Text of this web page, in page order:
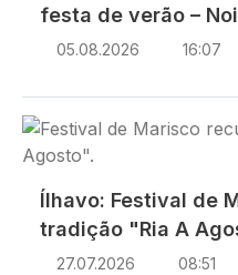
festa de verão –
05.08.2026 16:07
Imagem
Ílhavo: Festival de
tradição "Ria A
27.07.2026 08:51